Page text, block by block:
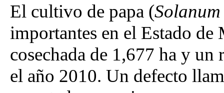
El cultivo de papa (
importantes en el Estado
cosechada de 1,677 ha y
el año 2010. Un defecto